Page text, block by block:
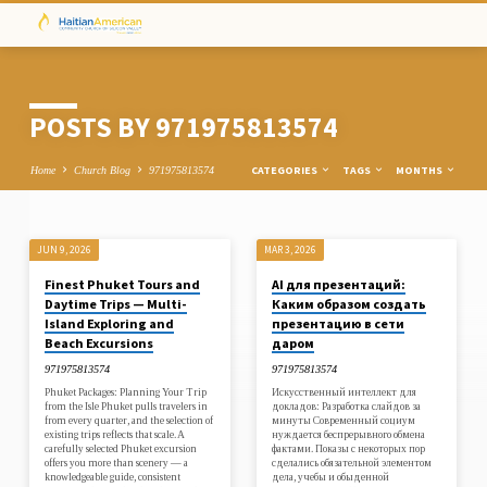
POSTS BY 971975813574
Home Church Blog 971975813574 CATEGORIES TAGS MONTHS
POSTS
BY
971975813574
JUN 9, 2026
Finest Phuket Tours and
Daytime Trips — Multi-
Island Exploring and
Beach Excursions
971975813574
Phuket Packages: Planning Your Trip
from the Isle Phuket pulls travelers in
from every quarter, and the selection of
existing trips reflects that scale. A
carefully selected Phuket excursion
offers you more than scenery — a
knowledgeable guide, consistent
MAR 3, 2026
AI для презентаций:
Каким образом создать
презентацию в сети
даром
971975813574
Искусственный интеллект для
докладов: Разработка слайдов за
минуты Современный социум
нуждается беспрерывного обмена
фактами. Показы с некоторых пор
сделались обязательной элементом
дела, учебы и обыденной